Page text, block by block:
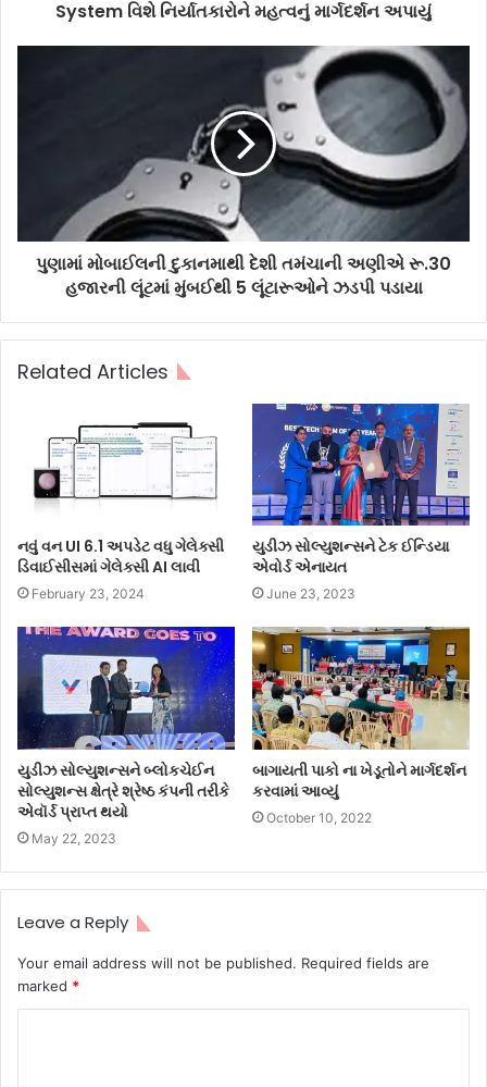
System વિશે નિર્યાતકારોને મહત્વનું માર્ગદર્શન અપાયું
પુણામાં મોબાઈલની દુકાનમાથી દેશી તમંચાની અણીએ રૂ.30
હજારની લૂંટમાં મુંબઈથી 5 લૂંટારૂઓને ઝડપી પડાયા
Related Articles
નવું વન UI 6.1 અપડેટ વધુ ગેલેક્સી
ડિવાઈસીસમાં ગેલેક્સી AI લાવી
February 23, 2024
યુડીઝ સોલ્યુશન્સને ટેક ઈન્ડિયા
એવોર્ડ એનાયત
June 23, 2023
યુડીઝ સોલ્યુશન્સને બ્લોકચેઈન
સોલ્યુશન્સ ક્ષેત્રે શ્રેષ્ઠ કંપની તરીકે
એવૉર્ડ પ્રાપ્ત થયો
May 22, 2023
બાગાયતી પાકો ના ખેડૂતોને માર્ગદર્શન
કરવામાં આવ્યું
October 10, 2022
Leave a Reply
Your email address will not be published. Required fields are
marked *